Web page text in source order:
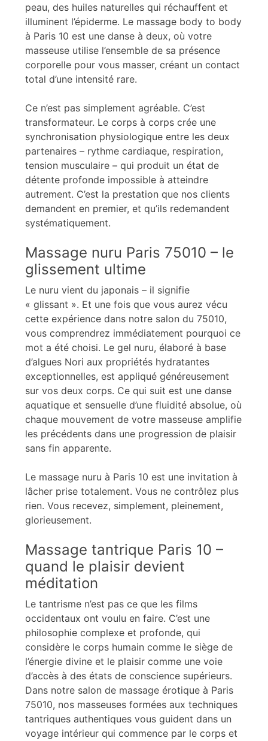
peau, des huiles naturelles qui réchauffent et
illuminent l’épiderme. Le massage body to body
à Paris 10 est une danse à deux, où votre
masseuse utilise l’ensemble de sa présence
corporelle pour vous masser, créant un contact
total d’une intensité rare.
Ce n’est pas simplement agréable. C’est
transformateur. Le corps à corps crée une
synchronisation physiologique entre les deux
partenaires – rythme cardiaque, respiration,
tension musculaire – qui produit un état de
détente profonde impossible à atteindre
autrement. C’est la prestation que nos clients
demandent en premier, et qu’ils redemandent
systématiquement.
Massage nuru Paris 75010 – le
glissement ultime
Le nuru vient du japonais – il signifie
« glissant ». Et une fois que vous aurez vécu
cette expérience dans notre salon du 75010,
vous comprendrez immédiatement pourquoi ce
mot a été choisi. Le gel nuru, élaboré à base
d’algues Nori aux propriétés hydratantes
exceptionnelles, est appliqué généreusement
sur vos deux corps. Ce qui suit est une danse
aquatique et sensuelle d’une fluidité absolue, où
chaque mouvement de votre masseuse amplifie
les précédents dans une progression de plaisir
sans fin apparente.
Le massage nuru à Paris 10 est une invitation à
lâcher prise totalement. Vous ne contrôlez plus
rien. Vous recevez, simplement, pleinement,
glorieusement.
Massage tantrique Paris 10 –
quand le plaisir devient
méditation
Le tantrisme n’est pas ce que les films
occidentaux ont voulu en faire. C’est une
philosophie complexe et profonde, qui
considère le corps humain comme le siège de
l’énergie divine et le plaisir comme une voie
d’accès à des états de conscience supérieurs.
Dans notre salon de massage érotique à Paris
75010, nos masseuses formées aux techniques
tantriques authentiques vous guident dans un
voyage intérieur qui commence par le corps et